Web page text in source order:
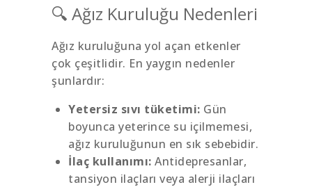
🔍 Ağız Kuruluğu Nedenleri
Ağız kuruluğuna yol açan etkenler
çok çeşitlidir. En yaygın nedenler
şunlardır:
Yetersiz sıvı tüketimi: Gün
boyunca yeterince su içilmemesi,
ağız kuruluğunun en sık sebebidir.
İlaç kullanımı: Antidepresanlar,
tansiyon ilaçları veya alerji ilaçları